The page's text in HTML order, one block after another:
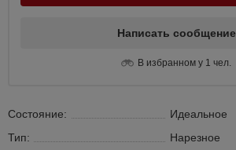
Написать сообщение
В избранном у 1 чел.
Состояние:
Идеальное
Тип:
Нарезное